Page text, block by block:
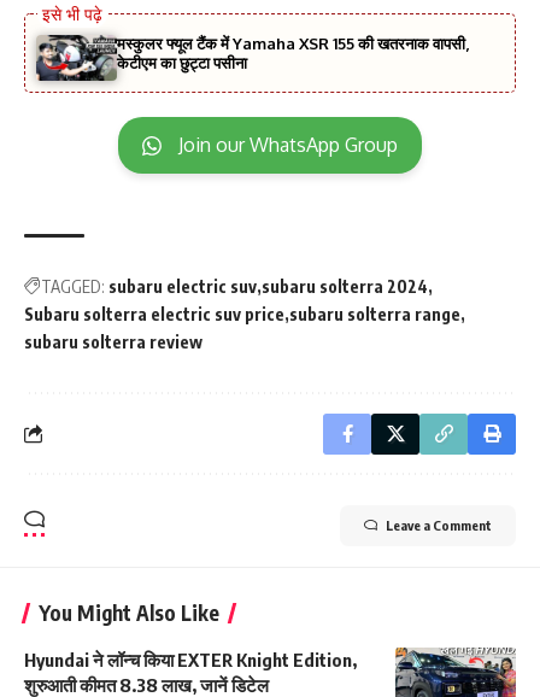
मस्कुलर फ्यूल टैंक में Yamaha XSR 155 की खतरनाक वापसी,
केटीएम का छुट्टा पसीना
Join our WhatsApp Group
TAGGED: subaru electric suv subaru solterra 2024
Subaru solterra electric suv price subaru solterra range
subaru solterra review
Leave a Comment
You Might Also Like
Hyundai ने लॉन्च किया EXTER Knight Edition,
शुरुआती कीमत 8.38 लाख, जानें डिटेल